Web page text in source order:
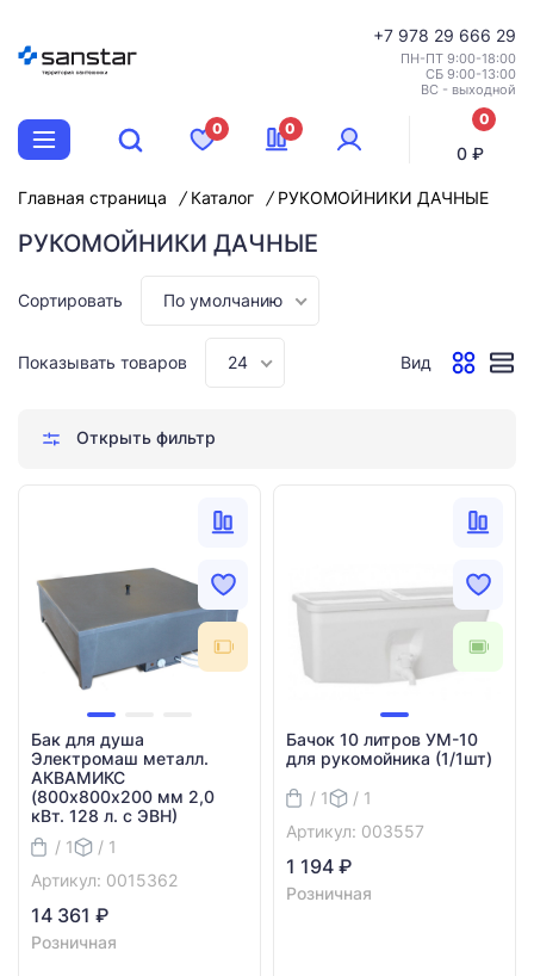
+7 978 29 666 29
ПН-ПТ 9:00-18:00
СБ 9:00-13:00
ВС - выходной
0 0
0
позиций
0 ₽
Главная страница Каталог РУКОМОЙНИКИ ДАЧНЫЕ
РУКОМОЙНИКИ ДАЧНЫЕ
Сортировать По умолчанию
Показывать товаров 24 Вид
Открыть фильтр
Бак для душа
Электромаш металл.
АКВАМИКС
(800х800х200 мм 2,0
кВт. 128 л. с ЭВН)
/ 1
/ 1
Артикул: 0015362
14 361 ₽
Розничная
Бачок 10 литров УМ-10
для рукомойника (1/1шт)
/ 1
/ 1
Артикул: 003557
1 194 ₽
Розничная